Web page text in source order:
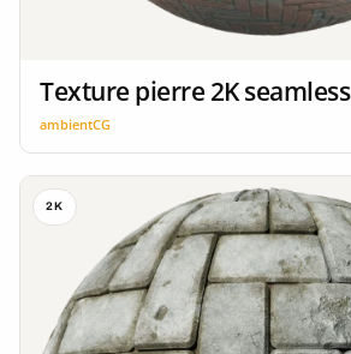
Texture pierre 2K seamless
ambientCG
2K